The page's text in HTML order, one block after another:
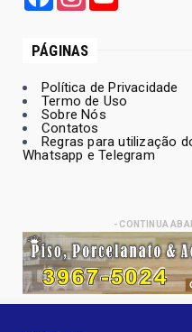
PÁGINAS
Política de Privacidade
Termo de Uso
Sobre Nós
Contatos
Regras para utilização
Whatsapp e Telegram
- CONTINUA